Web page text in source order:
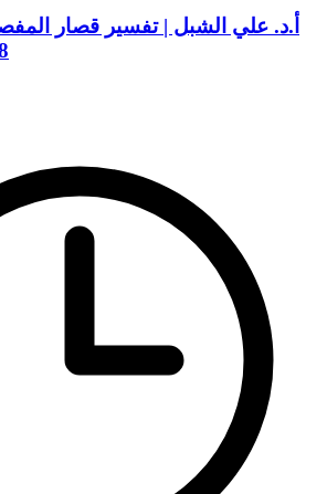
أ.د. علي الشبل | تفسير قصار